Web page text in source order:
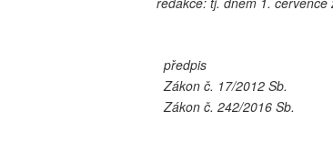
předpis
Zákon č. 17/2012 Sb.
Zákon č. 242/2016 Sb.